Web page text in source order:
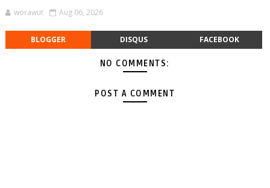
worawut Aug 06, 2026
BLOGGER DISQUS FACEBOOK
NO COMMENTS:
POST A COMMENT